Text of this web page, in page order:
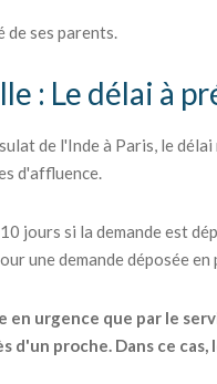
ses parents.
: Le délai à
de l'Inde à Paris, le
d'affluence.
jours si la demande est
une demande déposée en
urgence que par le
d'un proche. Dans ce cas,